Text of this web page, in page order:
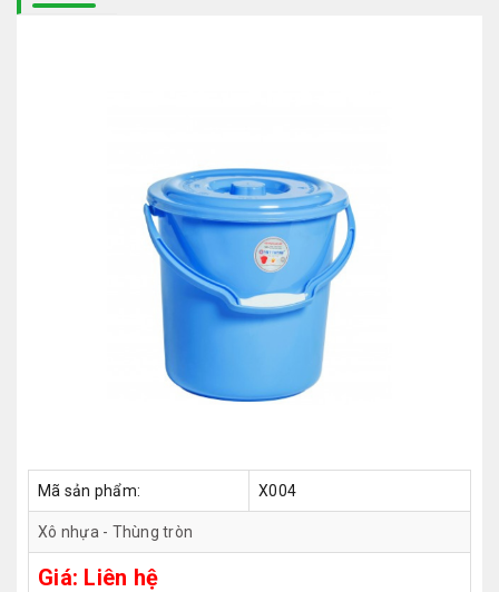
Mã sản phẩm: X004
Xô nhựa - Thùng tròn
Giá: Liên hệ